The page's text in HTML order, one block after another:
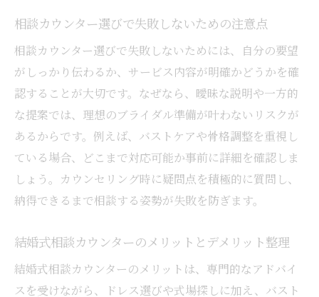
相談カウンター選びで失敗しないための注意点
相談カウンター選びで失敗しないためには、自分の要望
がしっかり伝わるか、サービス内容が明確かどうかを確
認することが大切です。なぜなら、曖昧な説明や一方的
な提案では、理想のブライダル準備が叶わないリスクが
あるからです。例えば、バストケアや骨格調整を重視し
ている場合、どこまで対応可能か事前に詳細を確認しま
しょう。カウンセリング時に疑問点を積極的に質問し、
納得できるまで相談する姿勢が失敗を防ぎます。
結婚式相談カウンターのメリットとデメリット整理
結婚式相談カウンターのメリットは、専門的なアドバイ
スを受けながら、ドレス選びや式場探しに加え、バスト